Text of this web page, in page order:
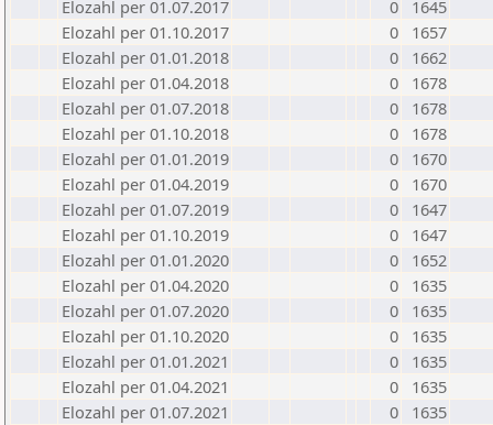
Elozahl per 01.07.2017
0
1645
Elozahl per 01.10.2017
0
1657
Elozahl per 01.01.2018
0
1662
Elozahl per 01.04.2018
0
1678
Elozahl per 01.07.2018
0
1678
Elozahl per 01.10.2018
0
1678
Elozahl per 01.01.2019
0
1670
Elozahl per 01.04.2019
0
1670
Elozahl per 01.07.2019
0
1647
Elozahl per 01.10.2019
0
1647
Elozahl per 01.01.2020
0
1652
Elozahl per 01.04.2020
0
1635
Elozahl per 01.07.2020
0
1635
Elozahl per 01.10.2020
0
1635
Elozahl per 01.01.2021
0
1635
Elozahl per 01.04.2021
0
1635
Elozahl per 01.07.2021
0
1635